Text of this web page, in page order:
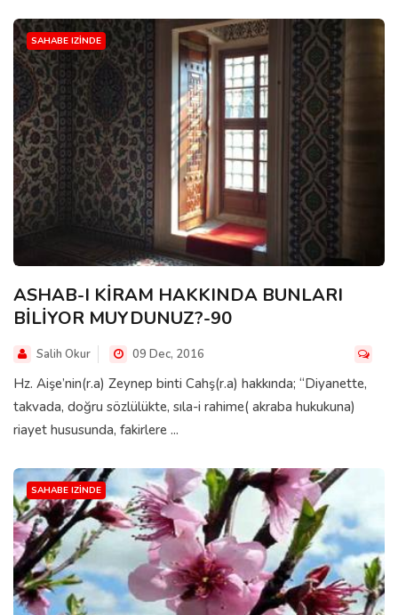
SAHABE IZINDE
ASHAB-I KİRAM HAKKINDA BUNLARI
BİLİYOR MUYDUNUZ?-90
Salih Okur 09 Dec, 2016
Hz. Aişe’nin(r.a) Zeynep binti Cahş(r.a) hakkında; “Diyanette,
takvada, doğru sözlülükte, sıla-i rahime( akraba hukukuna)
riayet hususunda, fakirlere ...
SAHABE IZINDE